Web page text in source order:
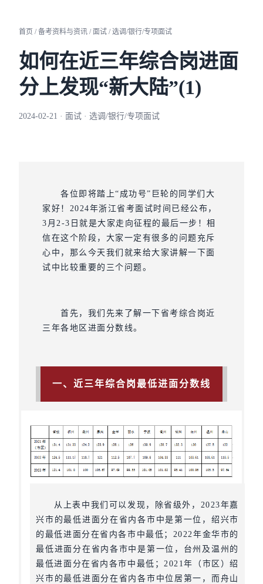
首页 / 备考资料与资讯 / 面试 / 选调/银行/专项面试
如何在近三年综合岗进面
分上发现“新大陆”(1)
2024-02-21 · 面试 · 选调/银行/专项面试
各位即将踏上“成功号”巨轮的同学们大
家好！2024年浙江省考面试时间已经公布，
3月2-3日就是大家走向征程的最后一步！ 相
信在这个阶段，大家一定有很多的问题充斥
心中，那么今天我们就来给大家讲解一下面
试中比较重要的三个问题。
首先，我们先来了解一下省考综合岗近
三年各地区进面分数线。
一、近三年综合岗最低进面分数线
从上表中我们可以发现，除省级外，2023年嘉
兴市的最低进面分在省内各市中是第一位，绍兴市
的最低进面分在省内各市中最低；2022年金华市的
最低进面分在省内各市中是第一位，台州及温州的
最低进面分在省内各市中最低；2021年（市区）绍
兴市的最低进面分在省内各市中位居第一，而舟山